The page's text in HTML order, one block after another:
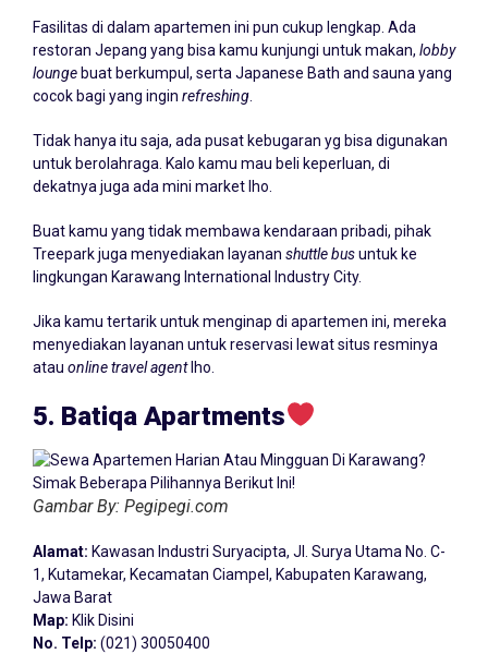
Fasilitas di dalam apartemen ini pun cukup lengkap. Ada
restoran Jepang yang bisa kamu kunjungi untuk makan, lobby
lounge buat berkumpul, serta Japanese Bath and sauna yang
cocok bagi yang ingin refreshing
Tidak hanya itu saja, ada pusat kebugaran yg bisa digunakan
untuk berolahraga. Kalo kamu mau beli keperluan, di
dekatnya juga ada mini market lho.
Buat kamu yang tidak membawa kendaraan pribadi, pihak
Treepark juga menyediakan layanan shuttle busuntuk ke
lingkungan Karawang International Industry City.
Jika kamu tertarik untuk menginap di apartemen ini, mereka
menyediakan layanan untuk reservasi lewat situs resminya
atau online travel agent lho.
5. Batiqa Apartments
Gambar By: Pegipegi.com
Alamat: Kawasan Industri Suryacipta, Jl. Surya Utama No. C-
1, Kutamekar, Kecamatan Ciampel, Kabupaten Karawang,
Jawa Barat
Map: Klik Disini
No. Telp: (021) 30050400